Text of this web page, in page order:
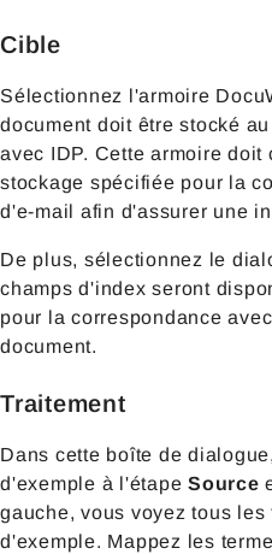
Cible
Sélectionnez l'armoire
document doit être stocké
avec IDP. Cette armoire
stockage spécifiée pour la
d'e-mail afin d'assurer une
De plus, sélectionnez le
champs d'index seront
pour la correspondance
document.
Traitement
Dans cette boîte de
d'exemple à l'étape Source
gauche, vous voyez tous
d'exemple. Mappez les